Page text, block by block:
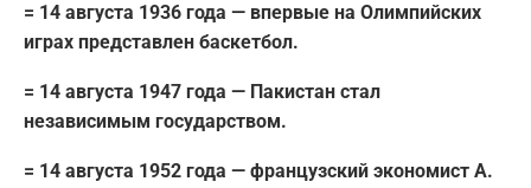
= 14 августа 1936 года — впервые на Олимпийских
играх представлен баскетбол.
= 14 августа 1947 года — Пакистан стал
независимым государством.
= 14 августа 1952 года — французский экономист А.